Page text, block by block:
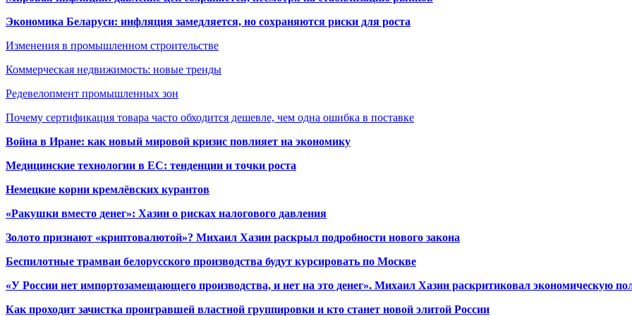
Экономика Беларуси: инфляция замедляется, но сохраняются риски для роста
Изменения в промышленном строительстве
Коммерческая недвижимость: новые тренды
Редевелопмент промышленных зон
Почему сертификация товара часто обходится дешевле, чем одна ошибка в поставке
Война в Иране: как новый мировой кризис повлияет на экономику
Медицинские технологии в ЕС: тенденции и точки роста
Немецкие корни кремлёвских курантов
«Ракушки вместо денег»: Хазин о рисках налогового давления
Золото признают «криптовалютой»? Михаил Хазин раскрыл подробности нового закона
Беспилотные трамваи белорусского производства будут курсировать по Москве
«У России нет импортозамещающего производства, и нет на это денег». Михаил Хазин раскритиковал экономическую
Как проходит зачистка проигравшей властной группировки и кто станет новой элитой России